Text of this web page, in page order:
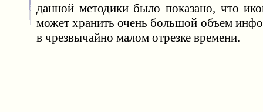
данной методики было показано, что
может хранить очень большой объем
в чрезвычайно малом отрезке времени.